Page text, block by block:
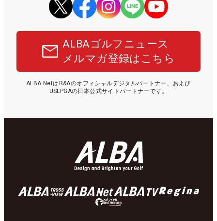
ALBAゴルフニュース
メルマガ登録はこちら
ALBA NetはR&Aのオフィシャルデジタルパートナー、および
USLPGAの日本公式サイトパートナーです。